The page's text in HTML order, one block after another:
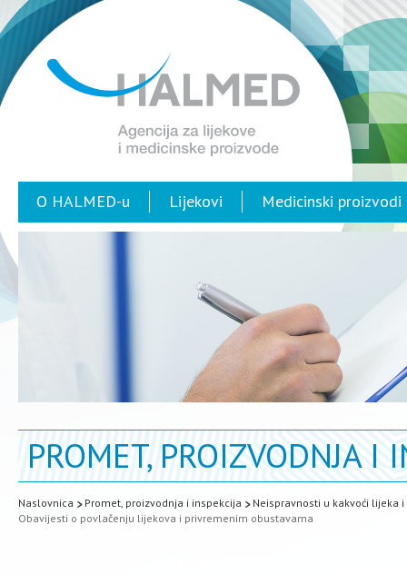
O HALMED-u Lijekovi Medicinski proizvodi
PROMET, PROIZVODNJA I
Naslovnica Promet, proizvodnja i inspekcija
Neispravnosti u kakvoći lijeka
Obavijesti o povlačenju lijekova i privremenim obustavama